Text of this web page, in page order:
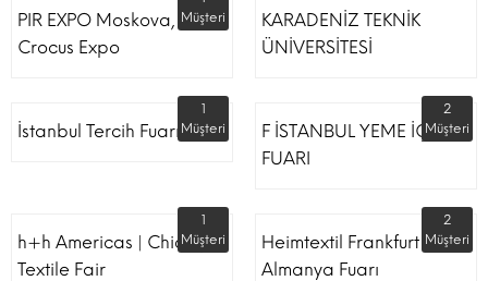
PIR EXPO Moskova,
Crocus Expo
Müşteri
KARADENİZ TEKNİK
ÜNİVERSİTESİ
İstanbul Tercih Fuarı
1
Müşteri
F İSTANBUL YEME İÇME
FUARI
2
Müşteri
h+h Americas | Chicago
Textile Fair
1
Müşteri
Heimtextil Frankfurt
Almanya Fuarı
2
Müşteri